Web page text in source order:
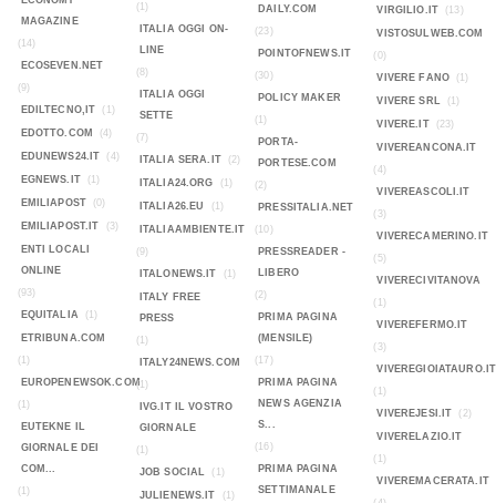
MAGAZINE
(14)
ECOSEVEN.NET
(9)
EDILTECNO,IT
(1)
EDOTTO.COM (4)
EDUNEWS24.IT (4)
EGNEWS.IT (1)
EMILIAPOST (0)
EMILIAPOST.IT (3)
ENTI LOCALI
ONLINE
(93)
EQUITALIA
(1)
ETRIBUNA.COM
(1)
EUROPENEWSOK.COM
(1)
EUTEKNE IL
GIORNALE DEI
COM...
(1)
(1)
ITALIA OGGI ON-
LINE
(8)
ITALIA OGGI
SETTE
(7)
ITALIA SERA.IT
(2)
ITALIA24.ORG (1)
ITALIA26.EU (1)
ITALIAAMBIENTE.IT
(9)
ITALONEWS.IT
(1)
ITALY FREE
PRESS
(1)
ITALY24NEWS.COM
(1)
IVG.IT IL VOSTRO
GIORNALE
(1)
JOB SOCIAL
(1)
JULIENEWS.IT (1)
DAILY.COM
(23)
POINTOFNEWS.IT
(30)
POLICY MAKER
(1)
PORTA-
PORTESE.COM
(2)
PRESSITALIA.NET
(10)
PRESSREADER -
LIBERO
(2)
PRIMA PAGINA
(MENSILE)
(17)
PRIMA PAGINA
NEWS AGENZIA
S...
(16)
PRIMA PAGINA
SETTIMANALE
VIRGILIO.IT (13)
VISTOSULWEB.COM
(0)
VIVERE FANO
(1)
VIVERE SRL (1)
VIVERE.IT (23)
VIVEREANCONA.IT
(4)
VIVEREASCOLI.IT
(3)
VIVERECAMERINO.IT
(5)
VIVERECIVITANOVA
(1)
VIVEREFERMO.IT
(3)
VIVEREGIOIATAURO.IT
(1)
VIVEREJESI.IT
(2)
VIVERELAZIO.IT
(1)
VIVEREMACERATA.IT